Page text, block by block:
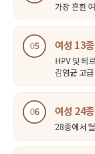
가장 흔한
05 여성 13
HPV 및 헤
감염균 고
06 여성 24
28종에서